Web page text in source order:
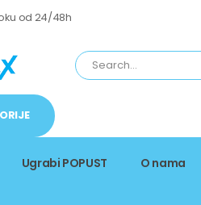
od 24/48h
Ugrabi POPUST O nama